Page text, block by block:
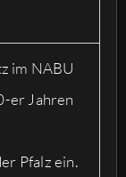
im NABU
er Jahren
Pfalz ein.